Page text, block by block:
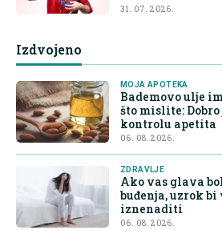
31. 07. 2026.
Izdvojeno
MOJA APOTEKA
Bademovo ulje
što mislite: Dobro
kontrolu apetita
06. 08. 2026.
ZDRAVLJE
Ako vas glava
buđenja, uzrok bi
iznenaditi
06. 08. 2026.